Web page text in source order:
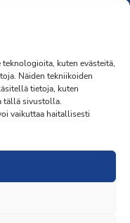
teknologioita, kuten evästeitä,
Näiden tekniikoiden
tietoja, kuten
tällä sivustolla.
vaikuttaa haitallisesti